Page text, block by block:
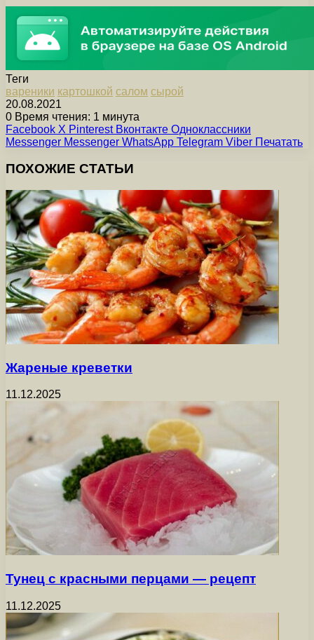
Теги
вареники картошкой салом сырой
20.08.2021
0 Время чтения: 1 минута
Facebook X Pinterest Вконтакте Одноклассники
Messenger Messenger WhatsApp Telegram Viber Печатать
ПОХОЖИЕ СТАТЬИ
Жареные креветки
11.12.2025
Тунец с красными перцами — рецепт
11.12.2025